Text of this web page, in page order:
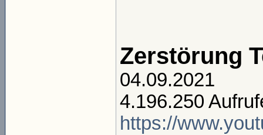
Zerstörung
04.09.2021
4.196.250
https://